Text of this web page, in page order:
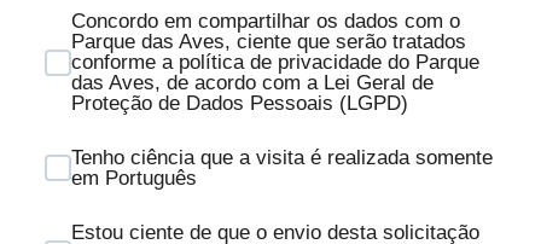
Concordo em compartilhar os dados com o
Parque das Aves, ciente que serão tratados
conforme a política de privacidade do Parque
das Aves, de acordo com a Lei Geral de
Proteção de Dados Pessoais (LGPD)
Tenho ciência que a visita é realizada somente
em Português
Estou ciente de que o envio desta solicitação